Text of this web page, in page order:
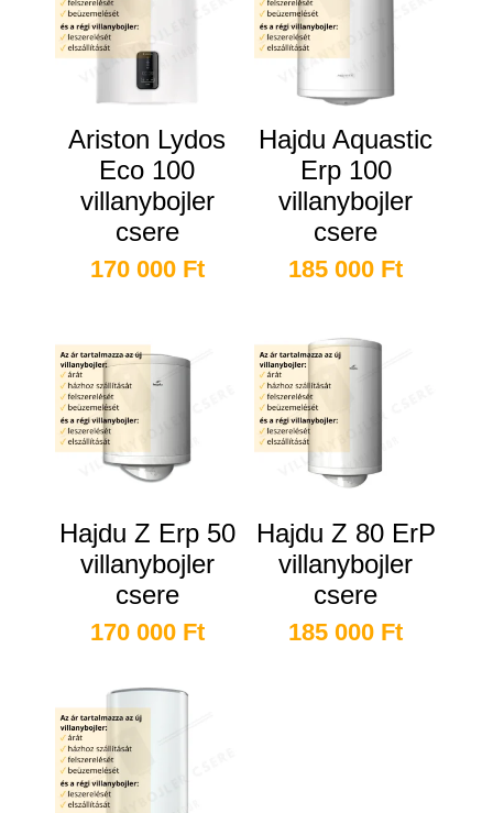
Ariston Lydos
Eco 100
villanybojler
csere
170 000 Ft
Hajdu Aquastic
Erp 100
villanybojler
csere
185 000 Ft
Hajdu Z Erp 50
villanybojler
csere
170 000 Ft
Hajdu Z 80 ErP
villanybojler
csere
185 000 Ft